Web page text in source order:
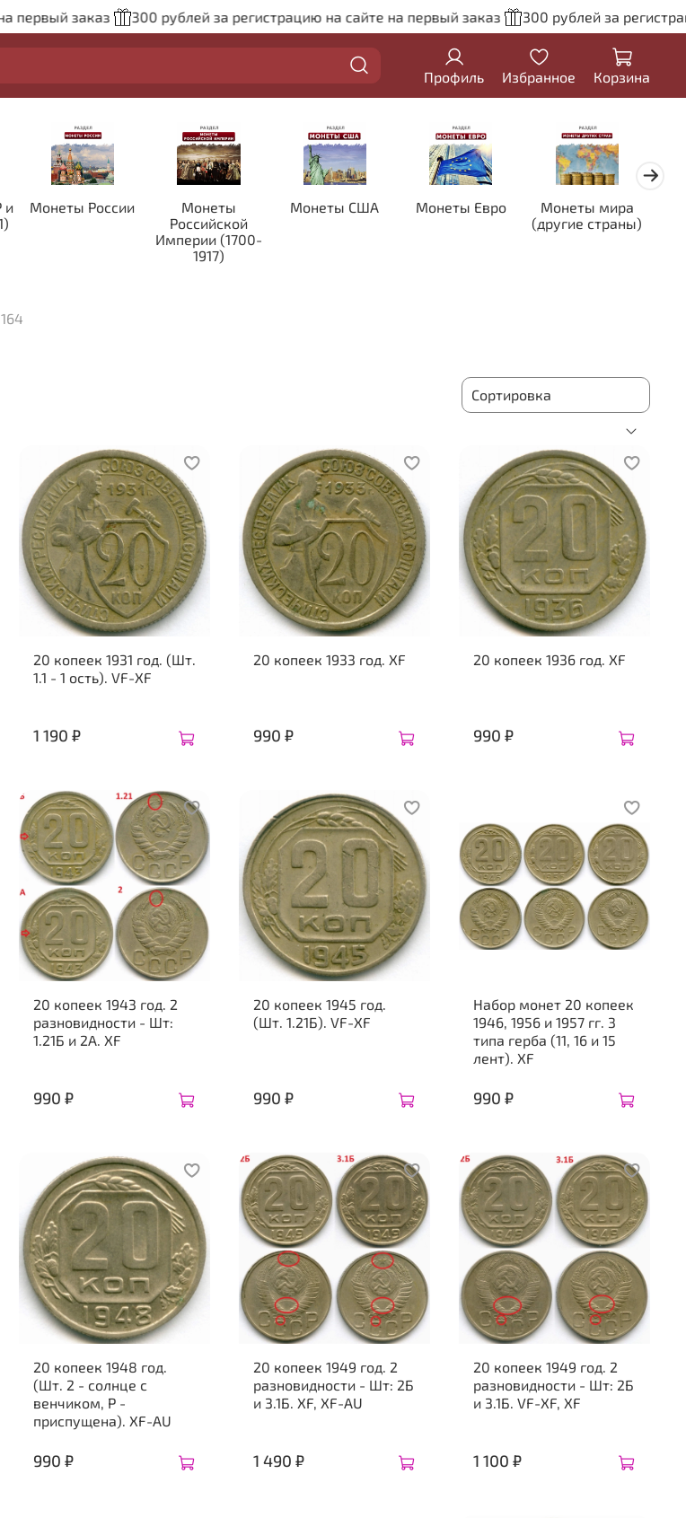
заказ 300 рублей за регистрацию на сайте на первый заказ 300 рублей за
Профиль Избранное Корзина
и
Монеты России
Монеты
Российской
Империи (1700-
1917)
Монеты США Монеты Евро
Монеты мира
(другие страны)
20 копеек 1931 год. (Шт.
1.1 - 1 ость). VF-XF
1 190 ₽
20 копеек 1933 год. XF
990 ₽
20 копеек 1936 год. XF
990 ₽
20 копеек 1943 год. 2
разновидности - Шт:
1.21Б и 2А. XF
990 ₽
20 копеек 1945 год.
(Шт. 1.21Б). VF-XF
990 ₽
Набор монет 20 копеек
1946, 1956 и 1957 гг. 3
типа герба (11, 16 и 15
лент). XF
990 ₽
20 копеек 1948 год.
(Шт. 2 - солнце с
венчиком, Р -
приспущена). XF-AU
990 ₽
20 копеек 1949 год. 2
разновидности - Шт: 2Б
и 3.1Б. XF, XF-AU
1 490 ₽
20 копеек 1949 год. 2
разновидности - Шт: 2Б
и 3.1Б. VF-XF, XF
1 100 ₽